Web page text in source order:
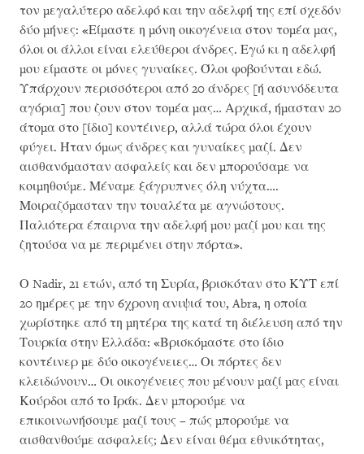
τον μεγαλύτερο αδελφό και την αδελφή της επί σχεδόν
δύο μήνες: «Είμαστε η μόνη οικογένεια στον τομέα μας,
όλοι οι άλλοι είναι ελεύθεροι άνδρες. Εγώ κι η αδελφή
μου είμαστε οι μόνες γυναίκες. Όλοι φοβούνται εδώ.
Υπάρχουν περισσότεροι από 20 άνδρες [ή ασυνόδευτα
αγόρια] που ζουν στον τομέα μας… Αρχικά, ήμασταν 20
άτομα στο [ίδιο] κοντέινερ, αλλά τώρα όλοι έχουν
φύγει. Ήταν όμως άνδρες και γυναίκες μαζί. Δεν
αισθανόμασταν ασφαλείς και δεν μπορούσαμε να
κοιμηθούμε. Μέναμε ξάγρυπνες όλη νύχτα….
Μοιραζόμασταν την τουαλέτα με αγνώστους.
Παλιότερα έπαιρνα την αδελφή μου μαζί μου και της
ζητούσα να με περιμένει στην πόρτα».
Ο Nadir, 21 ετών, από τη Συρία, βρισκόταν στο ΚΥΤ επί
20 ημέρες με την 6χρονη ανιψιά του, Abra, η οποία
χωρίστηκε από τη μητέρα της κατά τη διέλευση από την
Τουρκία στην Ελλάδα: «Βρισκόμαστε στο ίδιο
κοντέινερ με δύο οικογένειες… Οι πόρτες δεν
κλειδώνουν… Οι οικογένειες που μένουν μαζί μας είναι
Κούρδοι από το Ιράκ. Δεν μπορούμε να
επικοινωνήσουμε μαζί τους – πώς μπορούμε να
αισθανθούμε ασφαλείς; Δεν είναι θέμα εθνικότητας,